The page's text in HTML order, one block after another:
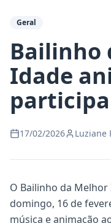
Geral
Bailinho
Idade
17/02/2026 Luziane
O Bailinho da
domingo, 16 de
música e animação